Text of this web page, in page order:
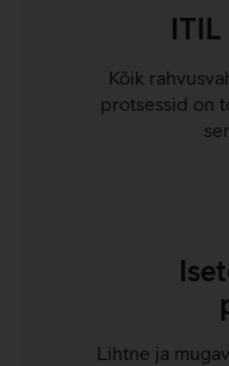
Kõik
protsessid on
Lihtne ja